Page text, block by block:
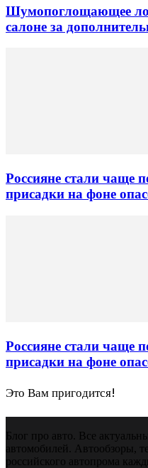
Шумопоглощающее
салоне за
Россияне стали чаще
присадки на фоне
Россияне стали чаще
присадки на фоне
Это Вам пригодится!
Блог про авто. Все
автомобилей. Автообзоры,
российского автопрома